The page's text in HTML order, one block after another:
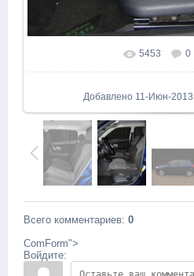
В реальном размере
5453 0
Добавлено 11-Июн-2013
Всего комментариев: 0
ComForm">
Войдите: